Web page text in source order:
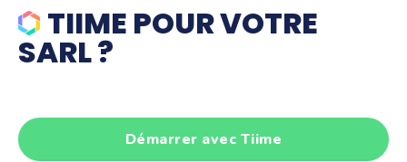
TIIME POUR VOTRE
SARL ?
Démarrer avec Tiime